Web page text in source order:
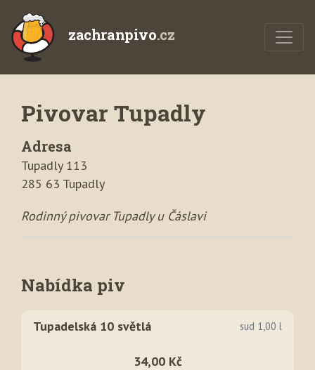
zachranpivo.cz
Pivovar Tupadly
Adresa
Tupadly 113
285 63 Tupadly
Rodinný pivovar Tupadly u Čáslavi
Nabídka piv
Tupadelská 10 světlá sud 1,00 l
34,00 Kč